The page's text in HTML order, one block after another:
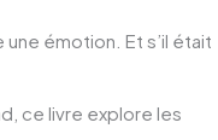
émotion. Et s’il était
ce livre explore les